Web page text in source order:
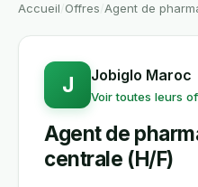
Accueil Offres Agent de
J Jobiglo Maroc
Voir toutes leurs
Agent de
centrale (H/F)